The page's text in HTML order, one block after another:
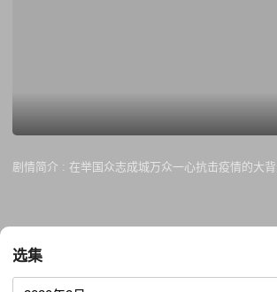
剧情简介 : 在举国众志成城万众一心抗击疫情的大
选集